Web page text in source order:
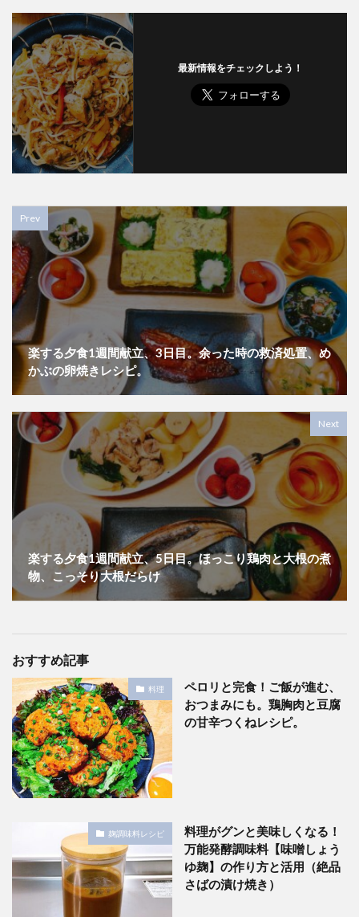
最新情報をチェックしよう！
Prev
楽する夕食1週間献立、3日目。余った時の救済処置、め
かぶの卵焼きレシピ。
Next
楽する夕食1週間献立、5日目。ほっこり鶏肉と大根の煮
物、こっそり大根だらけ
おすすめ記事
料理
ペロリと完食！ご飯が進む、
おつまみにも。鶏胸肉と豆腐
の甘辛つくねレシピ。
麹調味料レシピ
料理がグンと美味しくなる！
万能発酵調味料【味噌しょう
ゆ麹】の作り方と活用（絶品
さばの漬け焼き）